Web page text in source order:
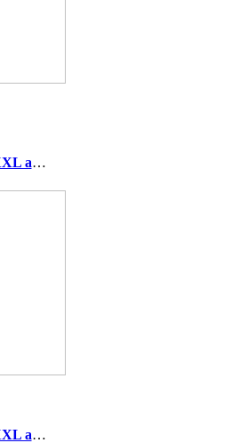
Flaschenöffner XXL aus Zirbe Natur
Flaschenöffner XXL aus Zirbe Trink!